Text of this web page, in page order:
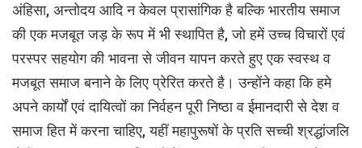
अंहिसा, अन्तोदय आदि न केवल प्रासांगिक है बल्कि भारतीय समाज
की एक मजबूत जड़ के रूप में भी स्थापित है, जो हमें उच्च विचारों एवं
परस्पर सहयोग की भावना से जीवन यापन करते हुए एक स्वस्थ व
मजबूत समाज बनाने के लिए प्रेरित करते है। उन्होंने कहा कि हमे
अपने कार्यों एवं दायित्वों का निर्वहन पूरी निष्ठा व ईमानदारी से देश व
समाज हित में करना चाहिए, यहीं महापुरूषों के प्रति सच्ची श्रद्धांजलि